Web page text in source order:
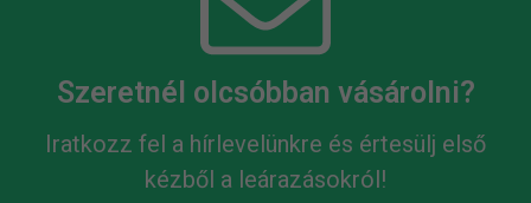
Szeretnél olcsóbban vásárolni?
Iratkozz fel a hírlevelünkre és értesülj első
kézből a leárazásokról!